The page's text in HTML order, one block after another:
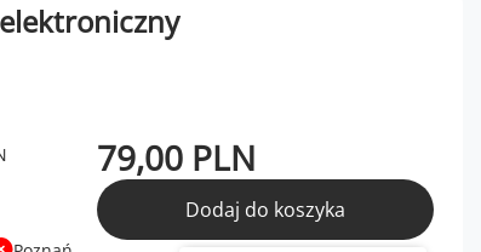
79,00 PLN
Dodaj do koszyka